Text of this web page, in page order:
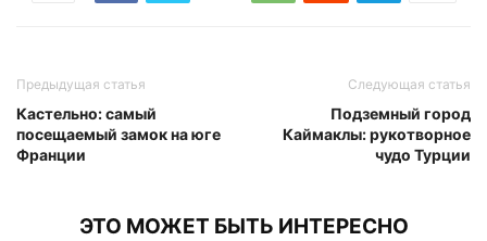
Предыдущая статья
Кастельно: самый
посещаемый замок на юге
Франции
Следующая статья
Подземный город
Каймаклы: рукотворное
чудо Турции
ЭТО МОЖЕТ БЫТЬ ИНТЕРЕСНО